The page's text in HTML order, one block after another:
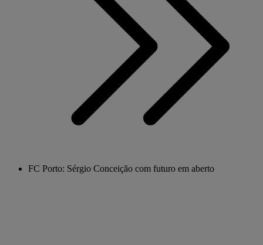
FC Porto: Sérgio Conceição com futuro em aberto